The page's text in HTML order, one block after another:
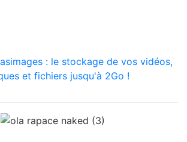
: le stockage de vos vidéos,
et fichiers jusqu'à 2Go !